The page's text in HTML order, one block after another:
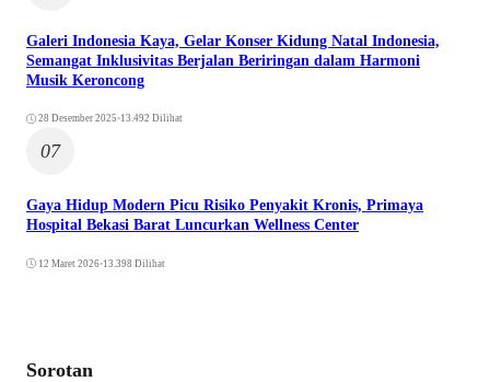
Galeri Indonesia Kaya, Gelar Konser Kidung Natal Indonesia,
Semangat Inklusivitas Berjalan Beriringan dalam Harmoni
Musik Keroncong
28 Desember 2025 •13.492 Dilihat
07
Gaya Hidup Modern Picu Risiko Penyakit Kronis, Primaya
Hospital Bekasi Barat Luncurkan Wellness Center
12 Maret 2026•13.398 Dilihat
Sorotan